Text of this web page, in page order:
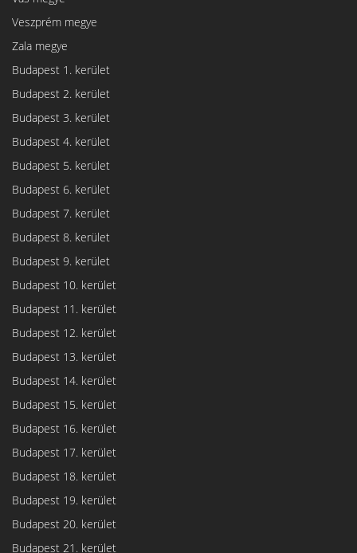
Veszprém megye
Zala megye
Budapest 1. kerület
Budapest 2. kerület
Budapest 3. kerület
Budapest 4. kerület
Budapest 5. kerület
Budapest 6. kerület
Budapest 7. kerület
Budapest 8. kerület
Budapest 9. kerület
Budapest 10. kerület
Budapest 11. kerület
Budapest 12. kerület
Budapest 13. kerület
Budapest 14. kerület
Budapest 15. kerület
Budapest 16. kerület
Budapest 17. kerület
Budapest 18. kerület
Budapest 19. kerület
Budapest 20. kerület
Budapest 21. kerület